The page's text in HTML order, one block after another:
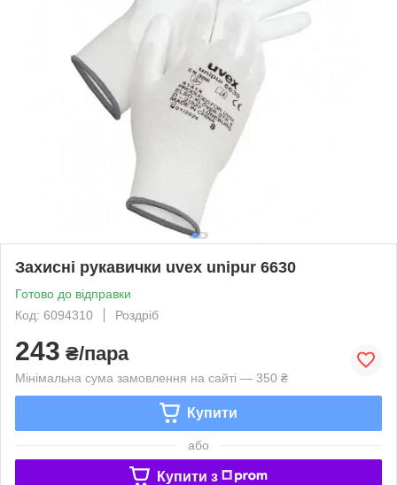
Захисні рукавички uvex unipur 6630
Готово до відправки
Код: 6094310
Роздріб
243 ₴/пара
Мінімальна сума замовлення на сайті — 350 ₴
Купити
або
Купити з